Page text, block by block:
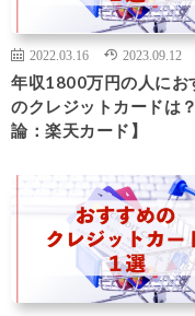
2022.03.16 2023.09.12
年収1800万円の人にお
のクレジットカードは
論：楽天カード】